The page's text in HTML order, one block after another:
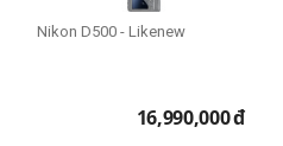
Nikon D500 - Likenew
16,990,000đ